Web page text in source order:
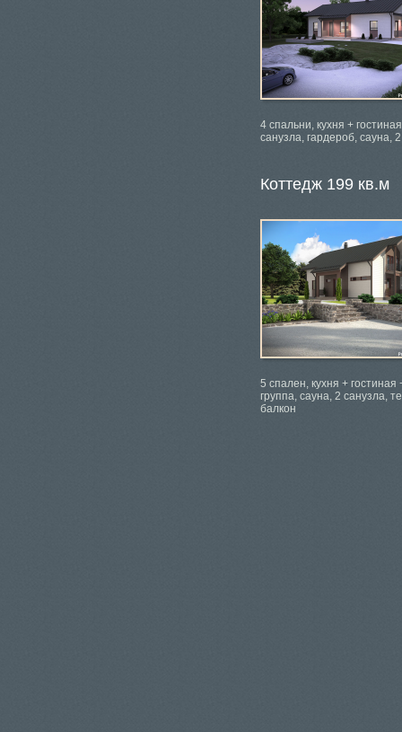
4 спальни, кухня +
санузла, гардероб, сауна,
Коттедж 199 кв.м
5 спален, кухня + гостиная
группа, сауна, 2 санузла,
балкон